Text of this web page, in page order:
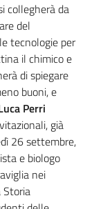
collegherà da
del
tecnologie per
il chimico e
di spiegare
buoni, e
Perri
già
26 settembre,
e biologo
nei
Storia